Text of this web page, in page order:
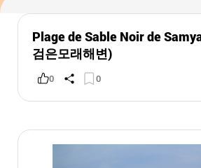
Plage de Sable Noir de
검은모래해변)
0 0